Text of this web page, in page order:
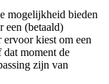
mogelijkheid bieden
een (betaald)
kiest om een
dat moment de
zijn van